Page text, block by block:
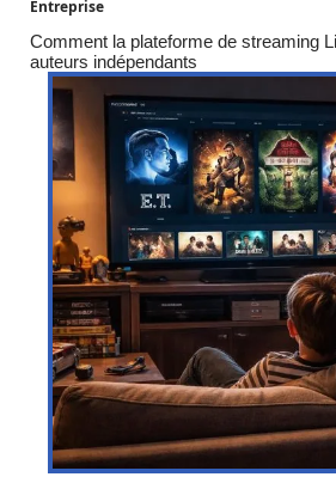
Entreprise
Comment la plateforme de streaming
auteurs indépendants